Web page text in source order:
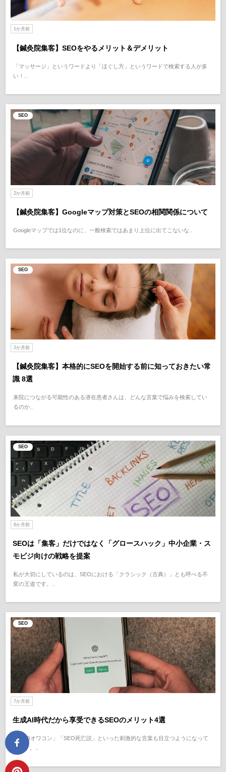
1か月前
【鍼灸院集客】SEOをやるメリット＆デメリット
「マッサージ」というワードより「ほぐし方」というワードで検索する人が多
い！..
SEO
2か月前
【鍼灸院集客】Googleマップ対策とSEOの相関関係について
Googleマップでは1位なのに、一般検索ではあまり上位に出てこないな..
SEO
2か月前
【鍼灸院集客】本格的にSEOを開始する前に知っておきたい常
識 8選
来院につながる可能性のある潜在患者さんは、どんな言葉で悩みを検索してい
るのか..
SEO
6か月前
SEOは「集客」だけではなく「グロースハック」中小企業・ス
モビジ向けの戦略を提案
私が大切にしているのは、SEOにおける「クラシック（古典）」とも呼べる不
変の王道です。..
SEO
7か月前
生成AI時代だから享受できるSEOのメリット4選
「SEOオワコン」「SEO死亡説」といった刺激的な言葉も目立つようになって
います。..